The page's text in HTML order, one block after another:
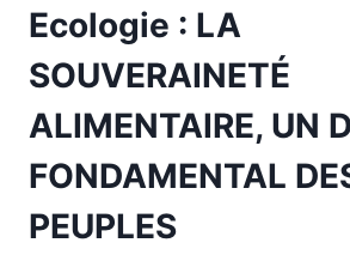
L'EUROPE
EN
FINANÇANT
DE
GRANDS
CHANTIERS
DE
RESTAURATION
DES
GRANDS
Ecologie : LA
SOUVERAINETÉ
ALIMENTAIRE, UN
FONDAMENTAL
PEUPLES